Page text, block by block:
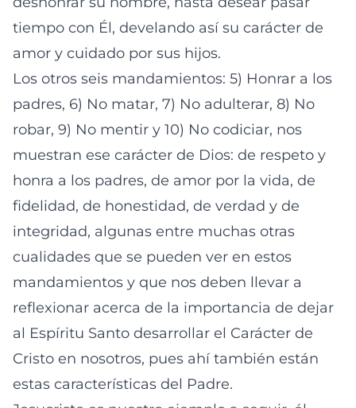
tiempo con Él, develando así su carácter de
amor y cuidado por sus hijos.
Los otros seis mandamientos: 5) Honrar a los
padres, 6) No matar, 7) No adulterar, 8) No
robar, 9) No mentir y 10) No codiciar, nos
muestran ese carácter de Dios: de respeto y
honra a los padres, de amor por la vida, de
fidelidad, de honestidad, de verdad y de
integridad, algunas entre muchas otras
cualidades que se pueden ver en estos
mandamientos y que nos deben llevar a
reflexionar acerca de la importancia de dejar
al Espíritu Santo desarrollar el Carácter de
Cristo en nosotros, pues ahí también están
estas características del Padre.